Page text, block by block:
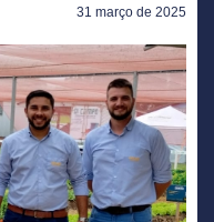
31 março de 2025